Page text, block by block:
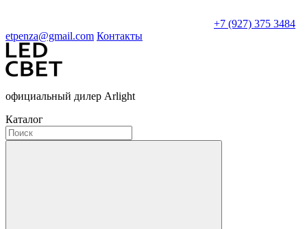
+7 (927) 375 3484
etpenza@gmail.com Контакты
официальный дилер Arlight
Каталог